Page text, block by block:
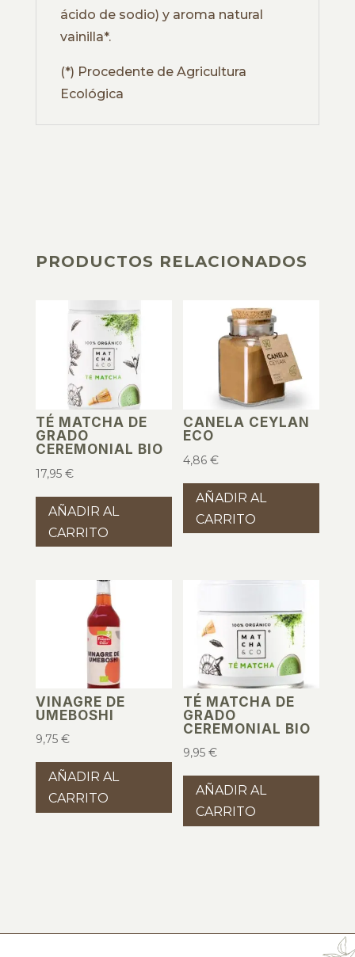
ácido de sodio) y aroma natural
vainilla*.
(*) Procedente de Agricultura
Ecológica
PRODUCTOS RELACIONADOS
TÉ MATCHA DE
GRADO
CEREMONIAL BIO
17,95 €
AÑADIR AL
CARRITO
CANELA CEYLAN
ECO
4,86€
AÑADIR AL
CARRITO
VINAGRE DE
UMEBOSHI
9,75 €
AÑADIR AL
CARRITO
TÉ MATCHA DE
GRADO
CEREMONIAL BIO
9,95€
AÑADIR AL
CARRITO